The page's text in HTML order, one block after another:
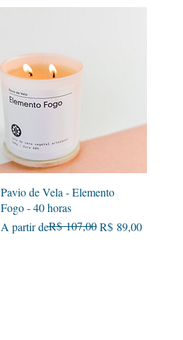
Visualização rápida
Pavio de Vela - Elemento
Fogo - 40 horas
A partir de
Preço normalR$ 107,00 R$ 89,00
Preço promocional